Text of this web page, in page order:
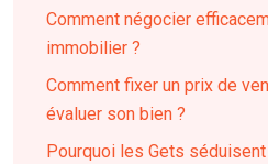
Comment négocier
immobilier ?
Comment fixer un prix de
évaluer son bien ?
Pourquoi les Gets